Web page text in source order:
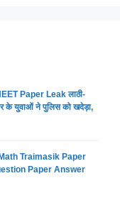
Paper Leak लाठी-
के युवाओं ने पुलिस को खदेड़ा,
Traimasik Paper
Paper Answer